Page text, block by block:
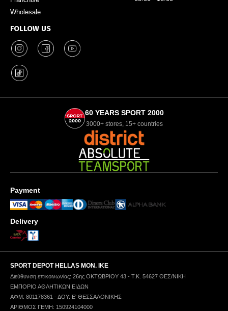
Wholesale
FOLLOW US
60 YEARS SPORT 2000
3000+ stores, 15+ countries
Payment
Delivery
SPORT DEPOT HELLAS ΜΟΝ. ΙΚΕ
Διεύθυνση επικοινωνίας: 26ης ΟΚΤΩΒΡΙΟΥ 43 - Τ.Κ. 54627 ΘΕΣ/ΝΙΚΗ
ΕΜΠΟΡΙΟ ΑΘΛΗΤΙΚΩΝ ΕΙΔΩΝ
ΑΦΜ: 801178361 - ΔΟΥ: Ε' ΘΕΣΣΑΛΟΝΙΚΗΣ
ΑΡΙΘΜΟΣ ΓΕΜΗ: 150924104000